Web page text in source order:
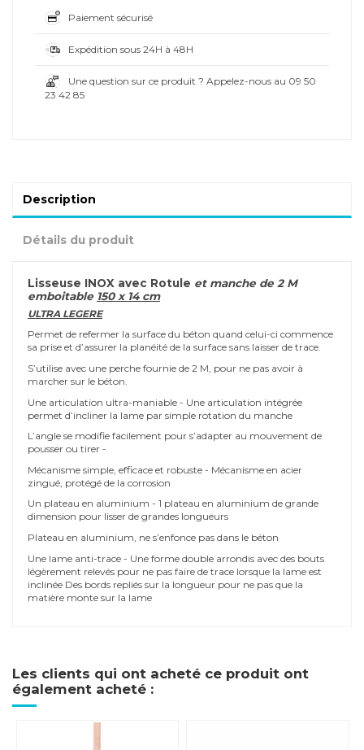
Paiement sécurisé
Expédition sous 24H à 48H
Une question sur ce produit ? Appelez-nous au 09 50
23 42 85
Description
Détails du produit
Lisseuse INOX avec Rotule et manche de 2 M
emboitable 150 x 14 cm
ULTRA LEGERE
Permet de refermer la surface du béton quand celui-ci commence
sa prise et d’assurer la planéité de la surface sans laisser de trace.
S’utilise avec une perche fournie de 2 M, pour ne pas avoir à
marcher sur le béton.
Une articulation ultra-maniable - Une articulation intégrée
permet d’incliner la lame par simple rotation du manche
L’angle se modifie facilement pour s’adapter au mouvement de
pousser ou tirer -
Mécanisme simple, efficace et robuste - Mécanisme en acier
zingué, protégé de la corrosion
Un plateau en aluminium - 1 plateau en aluminium de grande
dimension pour lisser de grandes longueurs
Plateau en aluminium, ne s’enfonce pas dans le béton
Une lame anti-trace - Une forme double arrondis avec des bouts
légèrement relevés pour ne pas faire de trace lorsque la lame est
inclinée Des bords repliés sur la longueur pour ne pas que la
matière monte sur la lame
Les clients qui ont acheté ce produit ont
également acheté :